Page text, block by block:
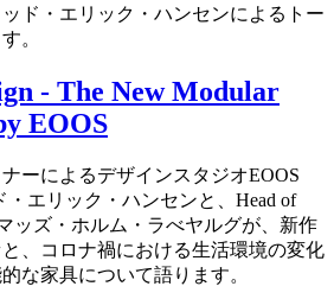
ド・エリック・ハンセンによるトー
。
- The New Modular
EOOS
ーによるデザインスタジオEOOS
・エリック・ハンセンと、Head of
ッズ・ホルム・ラべヤルグが、新作
、コロナ禍における生活環境の変化
な家具について語ります。